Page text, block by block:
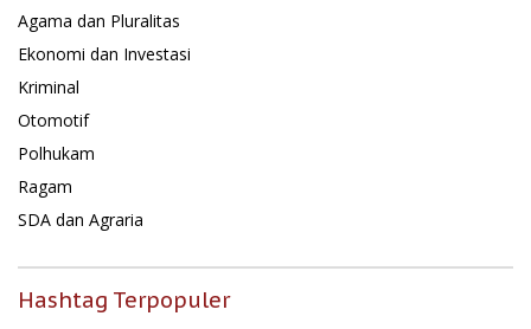
Agama dan Pluralitas
Ekonomi dan Investasi
Kriminal
Otomotif
Polhukam
Ragam
SDA dan Agraria
Hashtag Terpopuler